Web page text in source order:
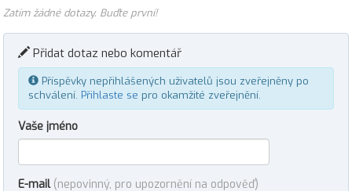
Zatím žádné dotazy. Buďte první!
Přidat dotaz nebo komentář
Příspěvky nepřihlášených uživatelů jsou zveřejněny po
schválení. Přihlaste se pro okamžité zveřejnění.
Vaše jméno
E-mail (nepovinný, pro upozornění na odpověď)